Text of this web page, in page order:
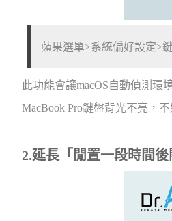
蘋果選單>系統偏好設定>
此功能會讓macOS自動偵測環
MacBook Pro鍵盤背光不亮，
2.延長「閒置一段時間